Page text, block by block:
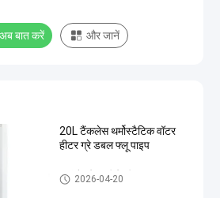
अब बात करें और जानें
20L टैंकलेस थर्मोस्टैटिक वॉटर
हीटर ग्रे डबल फ्लू पाइप
धुआं गैस के पानी के हीटर
2026-04-20